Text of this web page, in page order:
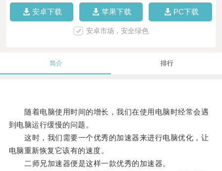
安卓下载 苹果下载 PC下载
安卓市场，安全绿色
简介 排行
随着电脑使用时间的增长，我们在使用电脑时经常会遇
到电脑运行缓慢的问题。
这时，我们需要一个优秀的加速器来进行电脑优化，让
电脑重新恢复它该有的速度。
二师兄加速器便是这样一款优秀的加速器。